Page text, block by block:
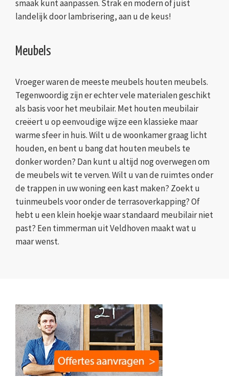
smaak kunt aanpassen. Strak en modern of juist
landelijk door lambrisering, aan u de keus!
Meubels
Vroeger waren de meeste meubels houten meubels.
Tegenwoordig zijn er echter vele materialen geschikt
als basis voor het meubilair. Met houten meubilair
creëert u op eenvoudige wijze een klassieke maar
warme sfeer in huis. Wilt u de woonkamer graag licht
houden, en bent u bang dat houten meubels te
donker worden? Dan kunt u altijd nog overwegen om
de meubels wit te verven. Wilt u van de ruimtes onder
de trappen in uw woning een kast maken? Zoekt u
tuinmeubels voor onder de terrasoverkapping? Of
hebt u een klein hoekje waar standaard meubilair niet
past? Een timmerman uit Veldhoven maakt wat u
maar wenst.